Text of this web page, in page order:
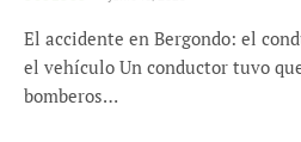
El accidente en Bergondo: el
el vehículo Un conductor tuvo
bomberos…